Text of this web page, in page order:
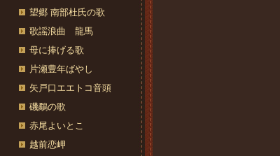
望郷 南部杜氏の歌
歌謡浪曲 龍馬
母に捧げる歌
片瀬豊年ばやし
矢戸口エエトコ音頭
磯鷸の歌
赤尾よいとこ
越前恋岬